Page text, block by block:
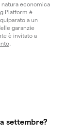
economica
Platform è
a un
garanzie
è invitato a
.
settembre?